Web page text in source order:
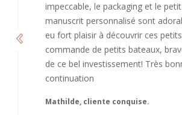
de recommandé chez vous. Bonne
continuation et merci à vous.
Caroline